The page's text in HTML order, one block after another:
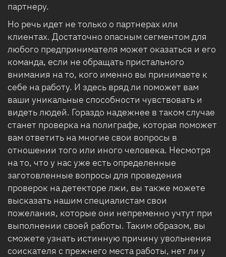
партнеру.
Но речь идет не только о партнерах или
клиентах. Достаточно опасным сегментом для
любого предпринимателя может оказаться и его
команда, если не обращать пристального
внимания на то, кого именно вы принимаете к
себе на работу. И здесь вряд ли поможет вам
ваши уникальные способности чувствовать и
видеть людей. Гораздо надежнее в таком случае
станет проверка на полиграфе, которая поможет
вам ответить на многие свои вопросы в
отношении того или иного человека. Несмотря
на то, что у нас уже есть определенные
заготовленные вопросы для проведения
проверок на детекторе лжи, вы также можете
высказать нашим специалистам свои
пожелания, которые они непременно учтут при
выполнении своей работы. Таким образом, вы
сможете узнать истинную причину увольнения
соискателя с прежнего места работы, нет ли у